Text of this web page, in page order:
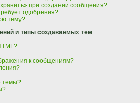
при создании сообщения?
одобрения?
тему?
и типы создаваемых тем
к сообщениям?
темы?